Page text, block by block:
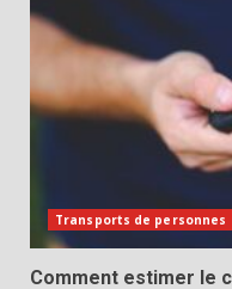
Transports de personnes
Comment estimer le